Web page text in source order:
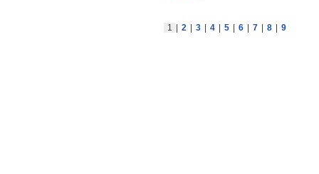
1 2 3 4 5 6 7 8 9